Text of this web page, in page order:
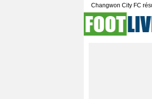
Changwon City FC